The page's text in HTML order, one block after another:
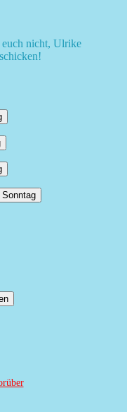
euch nicht, Ulrike
Sonntag